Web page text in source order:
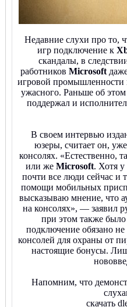
Недавние слухи про то,
игр подключение к
скандалы, в
работников Microsoft
игровой промышленности
ужасного. Раньше об
поддержал и
В своем интервью
юзеры, считает он,
консолях. «Естественно,
или же Microsoft. Хотя у
почти все люди сейчас
помощи мобильных
высказываю мнение, что
на консолях», — заявил
при этом также
подключение обязано не
консолей для охраны от
настоящие бонусы.
Напомним, что
скачать